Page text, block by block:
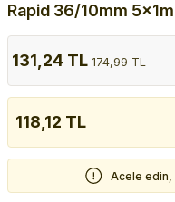
Rapid 36/10mm 5x1m
131,24 TL 174,99 TL
118,12 TL
Acele edin,